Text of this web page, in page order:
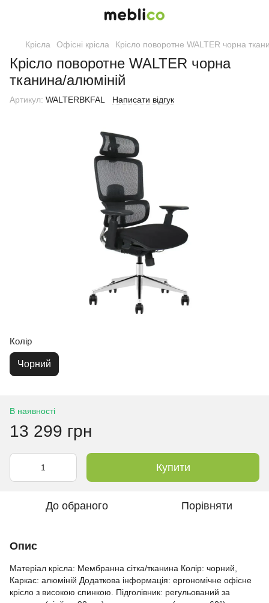
Крісла Офісні крісла Крісло поворотне WALTER чорна
Крісло поворотне WALTER чорна
тканина/алюміній
Артикул: WALTERBKFAL Написати відгук
Колір
Чорний
В наявності
13 299 грн
Купити
До обраного Порівняти
Опис
Матеріал крісла: Мембранна сітка/тканина Колір: чорний,
Каркас: алюміній Додаткова інформація: ергономічне офісне
крісло з високою спинкою. Підголівник: регульований за